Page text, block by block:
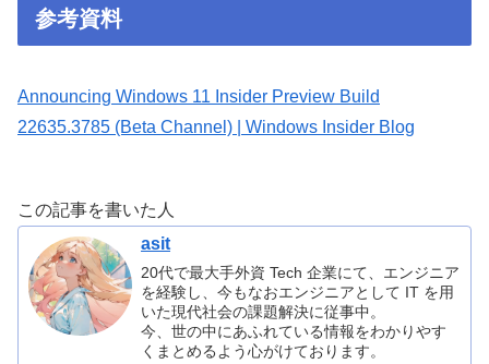
参考資料
Announcing Windows 11 Insider Preview Build
22635.3785 (Beta Channel) | Windows Insider Blog
この記事を書いた人
asit
20代で最大手外資 Tech 企業にて、エンジニア
を経験し、今もなおエンジニアとして IT を用
いた現代社会の課題解決に従事中。
今、世の中にあふれている情報をわかりやす
くまとめるよう心がけております。